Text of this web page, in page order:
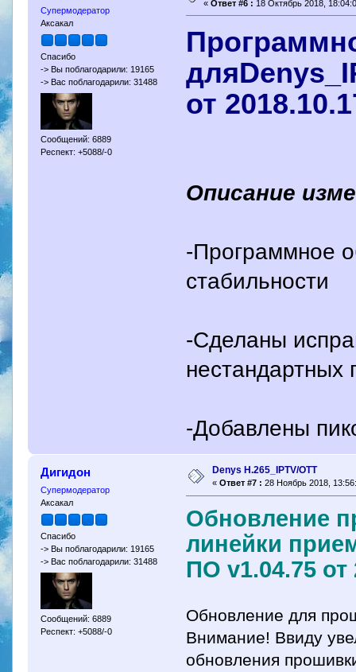
Супермодератор
Аксакал
Спасибо
-> Вы поблагодарили: 19165
-> Вас поблагодарили: 31488
Сообщений: 6889
Респект: +5088/-0
« Ответ #6 : 18 Октябрь 2018,
от
Описание
-Программное
стабильности
-Сделаны
нестандартных
-Добавлены
Дигидон
Супермодератор
Аксакал
Спасибо
-> Вы поблагодарили: 19165
-> Вас поблагодарили: 31488
Сообщений: 6889
Респект: +5088/-0
Denys H.265_IPTV/OTT
« Ответ #7 : 28 Ноябрь 2018,
Обновление
линейки
ПО v1.04.75 от
Обновление для
Внимание! Ввиду
обновления